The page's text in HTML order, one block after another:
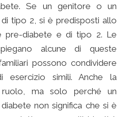
Se un genitore o un
tipo 2, si è predisposti allo
pre-diabete e di tipo 2. Le
alcune di queste
possono condividere
esercizio simili. Anche la
ma solo perché un
non significa che si è